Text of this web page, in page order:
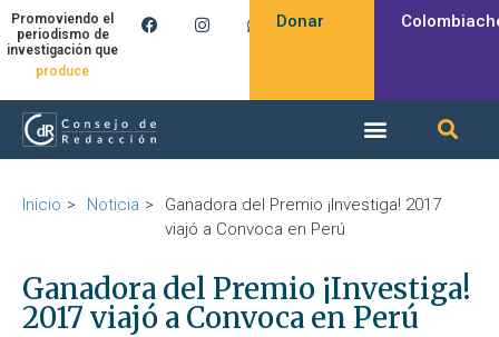
Promoviendo el
periodismo de
investigación que
produce
Donar
Inicio Noticia
Ganadora del Premio ¡Investiga! 2017
viajó a Convoca en Perú
Ganadora del Premio ¡Investiga!
2017 viajó a Convoca en Perú